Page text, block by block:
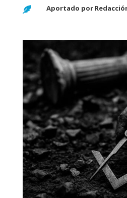
 Aportado por